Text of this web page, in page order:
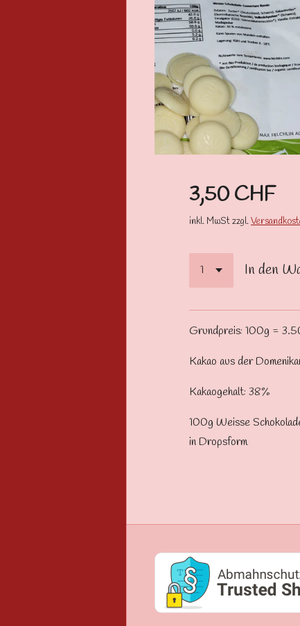
3,50 CHF
inkl. MwSt zzgl.
In den
Grundpreis: 100g =
Kakao aus der
Kakaogehalt: 38%
100g Weisse
in Dropsform